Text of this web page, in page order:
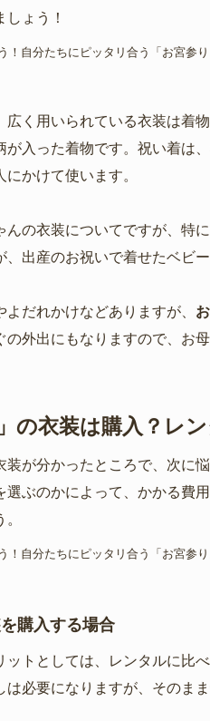
ょう！
広く用いられている衣装は着
が入った着物です。祝い着は
かけて使います。
んの衣装についてですが、特
、出産のお祝いで着せたベビ
だれかけなどありますが、
の外出にもなりますので、お
の衣装は購入？レ
装が分かったところで、次に
選ぶのかによって、かかる費
購入する場合
ットとしては、レンタルに比
は必要になりますが、そのま